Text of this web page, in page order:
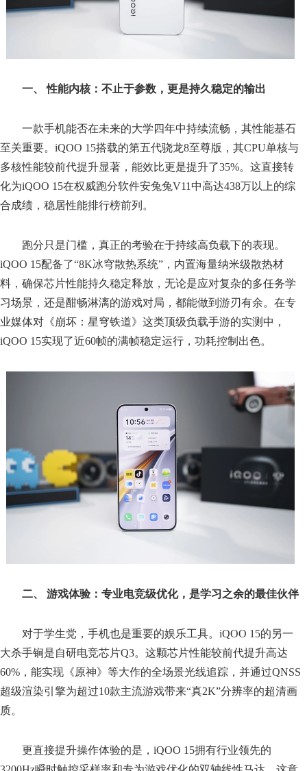
一、 性能内核：不止于参数，更是持久稳定的输出
一款手机能否在未来的大学四年中持续流畅，其性能基石
至关重要。iQOO 15搭载的第五代骁龙8至尊版，其CPU单核与
多核性能较前代提升显著，能效比更是提升了35%。这直接转
化为iQOO 15在权威跑分软件安兔兔V11中高达438万以上的综
合成绩，稳居性能排行榜前列。
跑分只是门槛，真正的考验在于持续高负载下的表现。
iQOO 15配备了“8K冰穹散热系统”，内置海量纳米级散热材
料，确保芯片性能持久稳定释放，无论是应对复杂的多任务学
习场景，还是酣畅淋漓的游戏对局，都能做到游刃有余。在专
业媒体对《崩坏：星穹铁道》这类顶级负载手游的实测中，
iQOO 15实现了近60帧的满帧稳定运行，功耗控制出色。
二、 游戏体验：专业电竞级优化，是学习之余的最佳伙伴
对于学生党，手机也是重要的娱乐工具。iQOO 15的另一
大杀手锏是自研电竞芯片Q3。这颗芯片性能较前代提升高达
60%，能实现《原神》等大作的全场景光线追踪，并通过QNSS
超级渲染引擎为超过10款主流游戏带来“真2K”分辨率的超清画
质。
更直接提升操作体验的是，iQOO 15拥有行业领先的